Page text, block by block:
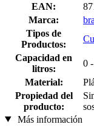
EAN:
Marca:
Tipos de
Productos:
Capacidad en
litros:
0
Material:
Propiedad del
producto:
Más información